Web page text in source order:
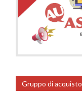
Gruppo di